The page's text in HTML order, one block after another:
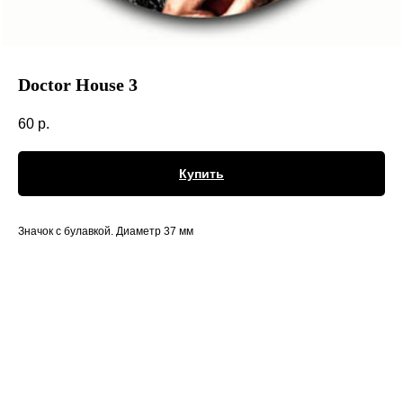
Doctor House 3
60 р.
Купить
Значок с булавкой. Диаметр 37 мм